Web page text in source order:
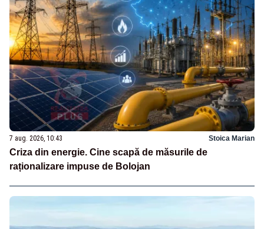
7 aug. 2026, 10:43 Stoica Marian
Criza din energie. Cine scapă de măsurile de
raționalizare impuse de Bolojan